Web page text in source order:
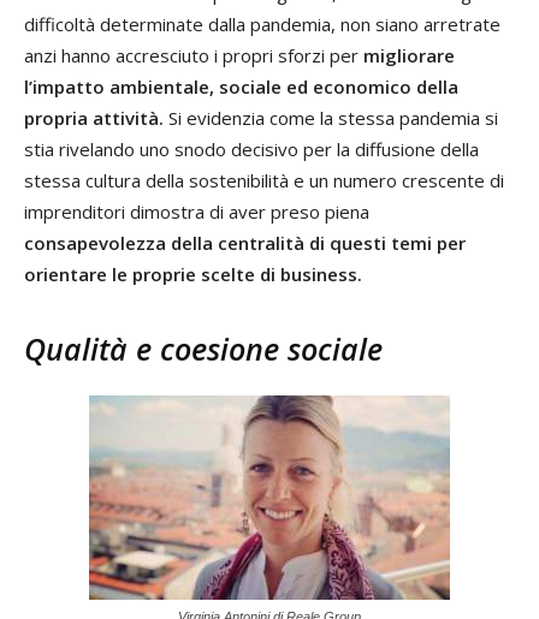
difficoltà determinate dalla pandemia, non siano arretrate
anzi hanno accresciuto i propri sforzi per migliorare
l’impatto ambientale, sociale ed economico della
propria attività. Si evidenzia come la stessa pandemia si
stia rivelando uno snodo decisivo per la diffusione della
stessa cultura della sostenibilità e un numero crescente di
imprenditori dimostra di aver preso piena
consapevolezza della centralità di questi temi per
orientare le proprie scelte di business.
Qualità e coesione sociale
Virginia Antonini di Reale Group